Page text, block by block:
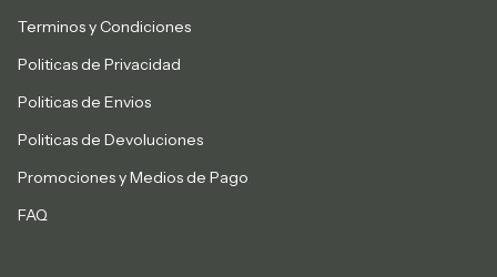
Terminos y Condiciones
Politicas de Privacidad
Politicas de Envios
Politicas de Devoluciones
Promociones y Medios de Pago
FAQ